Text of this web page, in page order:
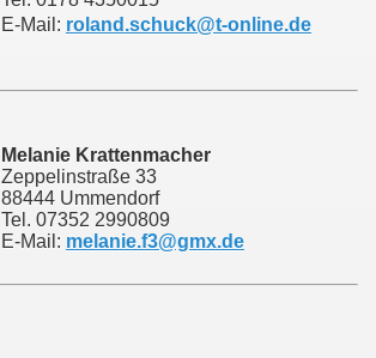
E-Mail: roland.schuck@t-online.de
Melanie Krattenmacher
Zeppelinstraße 33
88444 Ummendorf
Tel. 07352 2990809
E-Mail: melanie.f3@gmx.de